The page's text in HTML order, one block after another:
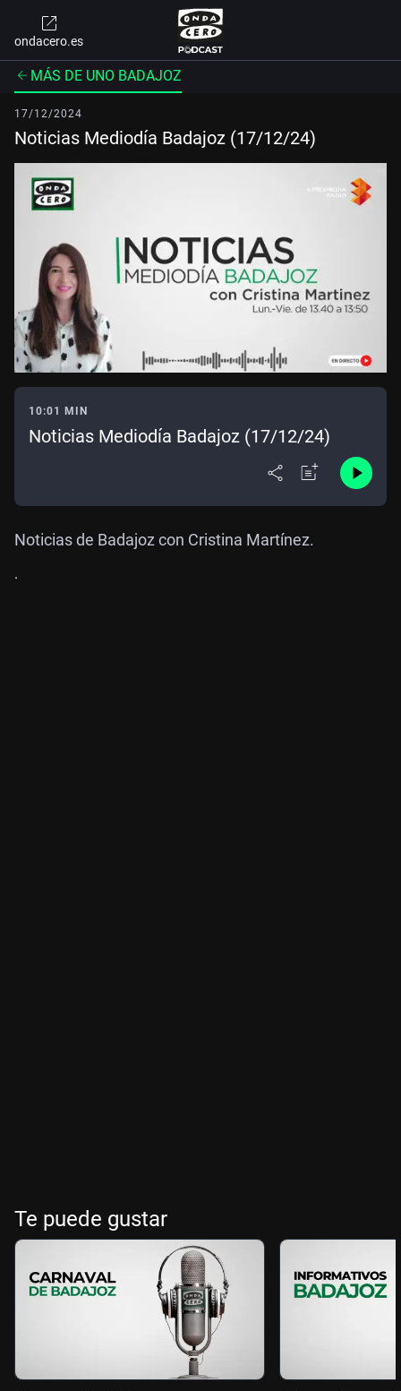
ondacero.es
MÁS DE UNO BADAJOZ
17/12/2024
Noticias Mediodía Badajoz (17/12/24)
10:01 MIN
Noticias Mediodía Badajoz (17/12/24)
Noticias de Badajoz con Cristina Martínez.
.
Te puede gustar